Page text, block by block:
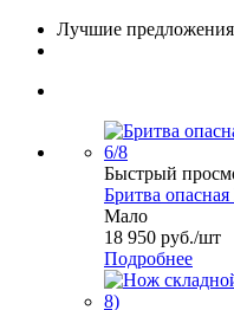
Лучшие предложения
Быстрый
Бритва
Мало
18 950 руб./шт
Подробнее